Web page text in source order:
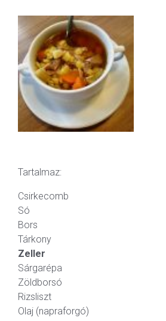
Tartalmaz:
Csirkecomb
Só
Bors
Tárkony
Zeller
Sárgarépa
Zöldborsó
Rizsliszt
Olaj (napraforgó)